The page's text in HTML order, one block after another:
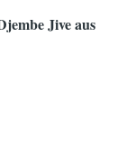
Jive aus